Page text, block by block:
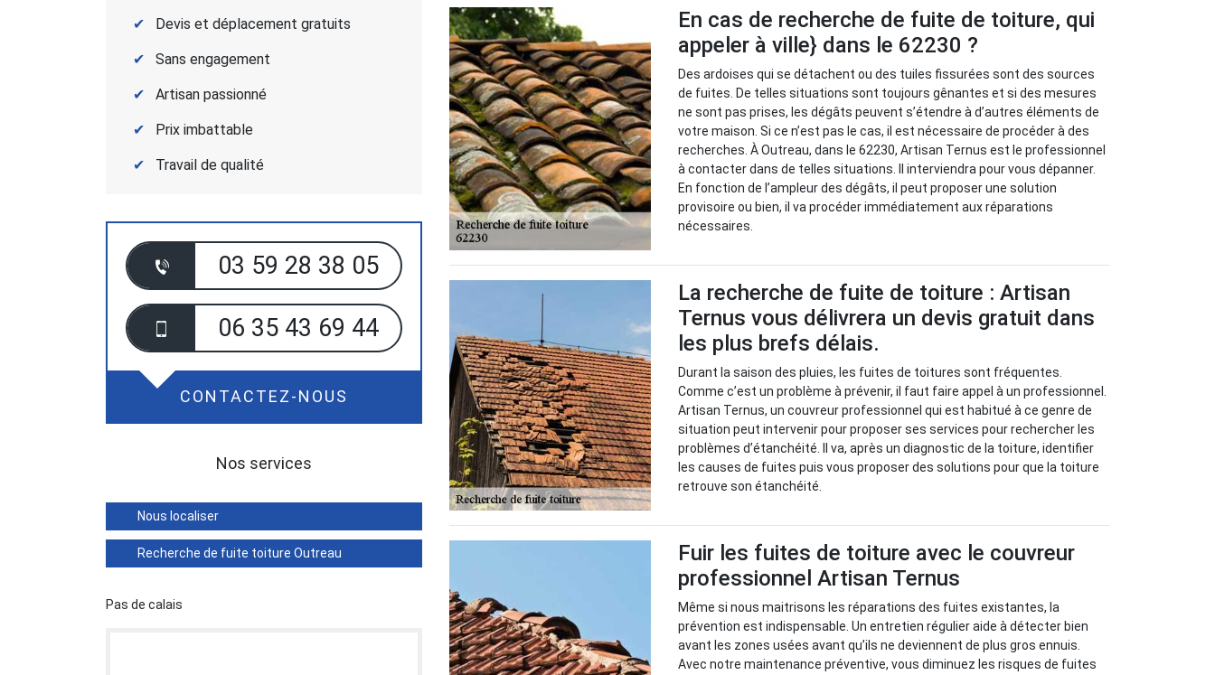
Devis et déplacement gratuits
Sans engagement
Artisan passionné
Prix imbattable
Travail de qualité
03 59 28 38 05
06 35 43 69 44
CONTACTEZ-NOUS
Nos services
Nous localiser
Recherche de fuite toiture Outreau
Pas de calais
En cas de recherche de fuite de toiture, qui
appeler à ville} dans le 62230 ?
Des ardoises qui se détachent ou des tuiles fissurées sont des sources
de fuites. De telles situations sont toujours gênantes et si des mesures
ne sont pas prises, les dégâts peuvent s’étendre à d’autres éléments de
votre maison. Si ce n’est pas le cas, il est nécessaire de procéder à des
recherches. À Outreau, dans le 62230, Artisan Ternus est le professionnel
à contacter dans de telles situations. Il interviendra pour vous dépanner.
En fonction de l’ampleur des dégâts, il peut proposer une solution
provisoire ou bien, il va procéder immédiatement aux réparations
nécessaires.
La recherche de fuite de toiture : Artisan
Ternus vous délivrera un devis gratuit dans
les plus brefs délais.
Durant la saison des pluies, les fuites de toitures sont fréquentes.
Comme c’est un problème à prévenir, il faut faire appel à un professionnel.
Artisan Ternus, un couvreur professionnel qui est habitué à ce genre de
situation peut intervenir pour proposer ses services pour rechercher les
problèmes d’étanchéité. Il va, après un diagnostic de la toiture, identifier
les causes de fuites puis vous proposer des solutions pour que la toiture
retrouve son étanchéité.
Fuir les fuites de toiture avec le couvreur
professionnel Artisan Ternus
Même si nous maitrisons les réparations des fuites existantes, la
prévention est indispensable. Un entretien régulier aide à détecter bien
avant les zones usées avant qu’ils ne deviennent de plus gros ennuis.
Avec notre maintenance préventive, vous diminuez les risques de fuites